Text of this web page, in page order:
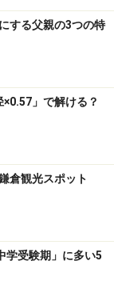
する父親の3つの特
」で解ける？
倉観光スポット
学受験期」に多い5